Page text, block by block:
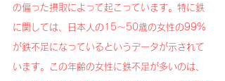
の偏った摂取によって起こっています。特に鉄
に関しては、日本人の15～50歳の女性の99%
が鉄不足になっているというデータが示されて
います。この年齢の女性に鉄不足が多いのは、